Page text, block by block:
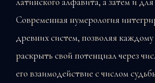
Современная нумерология
древних систем, позволяя каждому
раскрыть свой потенциал через
его взаимодействие с числом